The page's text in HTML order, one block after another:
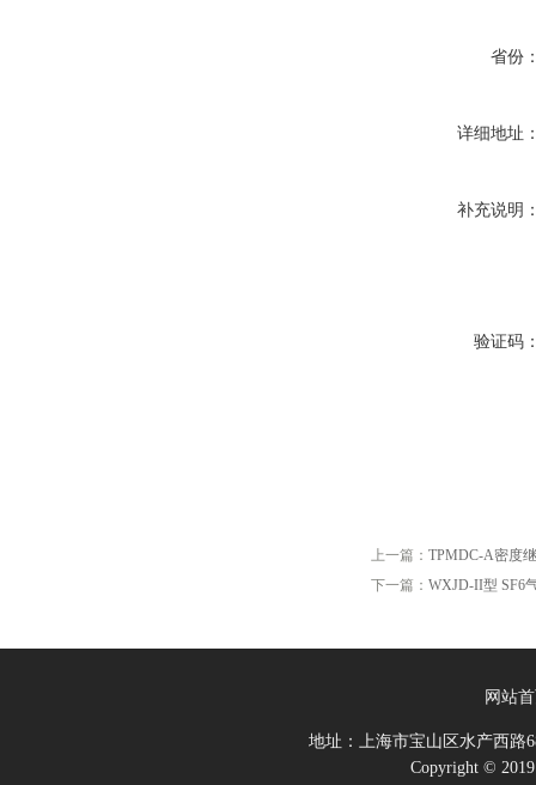
省份
详细地址
补充说明
验证码
上一篇： TPMDC-A密度
下一篇： WXJD-II型 SF6
网站
地址：上海市宝山区水产西路
Copyright ©